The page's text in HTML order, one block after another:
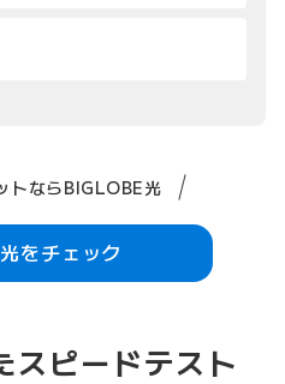
トならBIGLOBE光
をチェック
スピードテスト